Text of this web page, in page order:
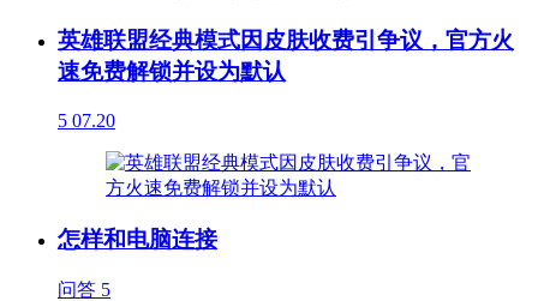
英雄联盟经典模式因皮肤收费引争议，官方火
速免费解锁并设为默认
5 07.20
怎样和电脑连接
问答 5